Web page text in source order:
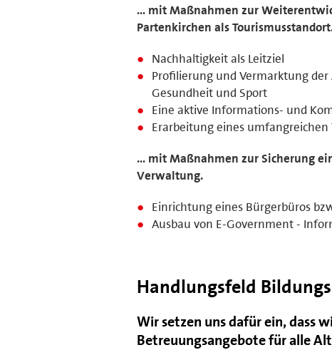
… mit Maßnahmen zur
Partenkirchen als
Nachhaltigkeit als Leitziel
Profilierung und Vermarktung der
Gesundheit und Sport
Eine aktive Informations- und
Erarbeitung eines
… mit Maßnahmen zur Sicherung
Verwaltung.
Einrichtung eines Bürgerbüros
Ausbau von E-Government -
Handlungsfeld
Wir setzen uns dafür ein, dass
Betreuungsangebote für alle